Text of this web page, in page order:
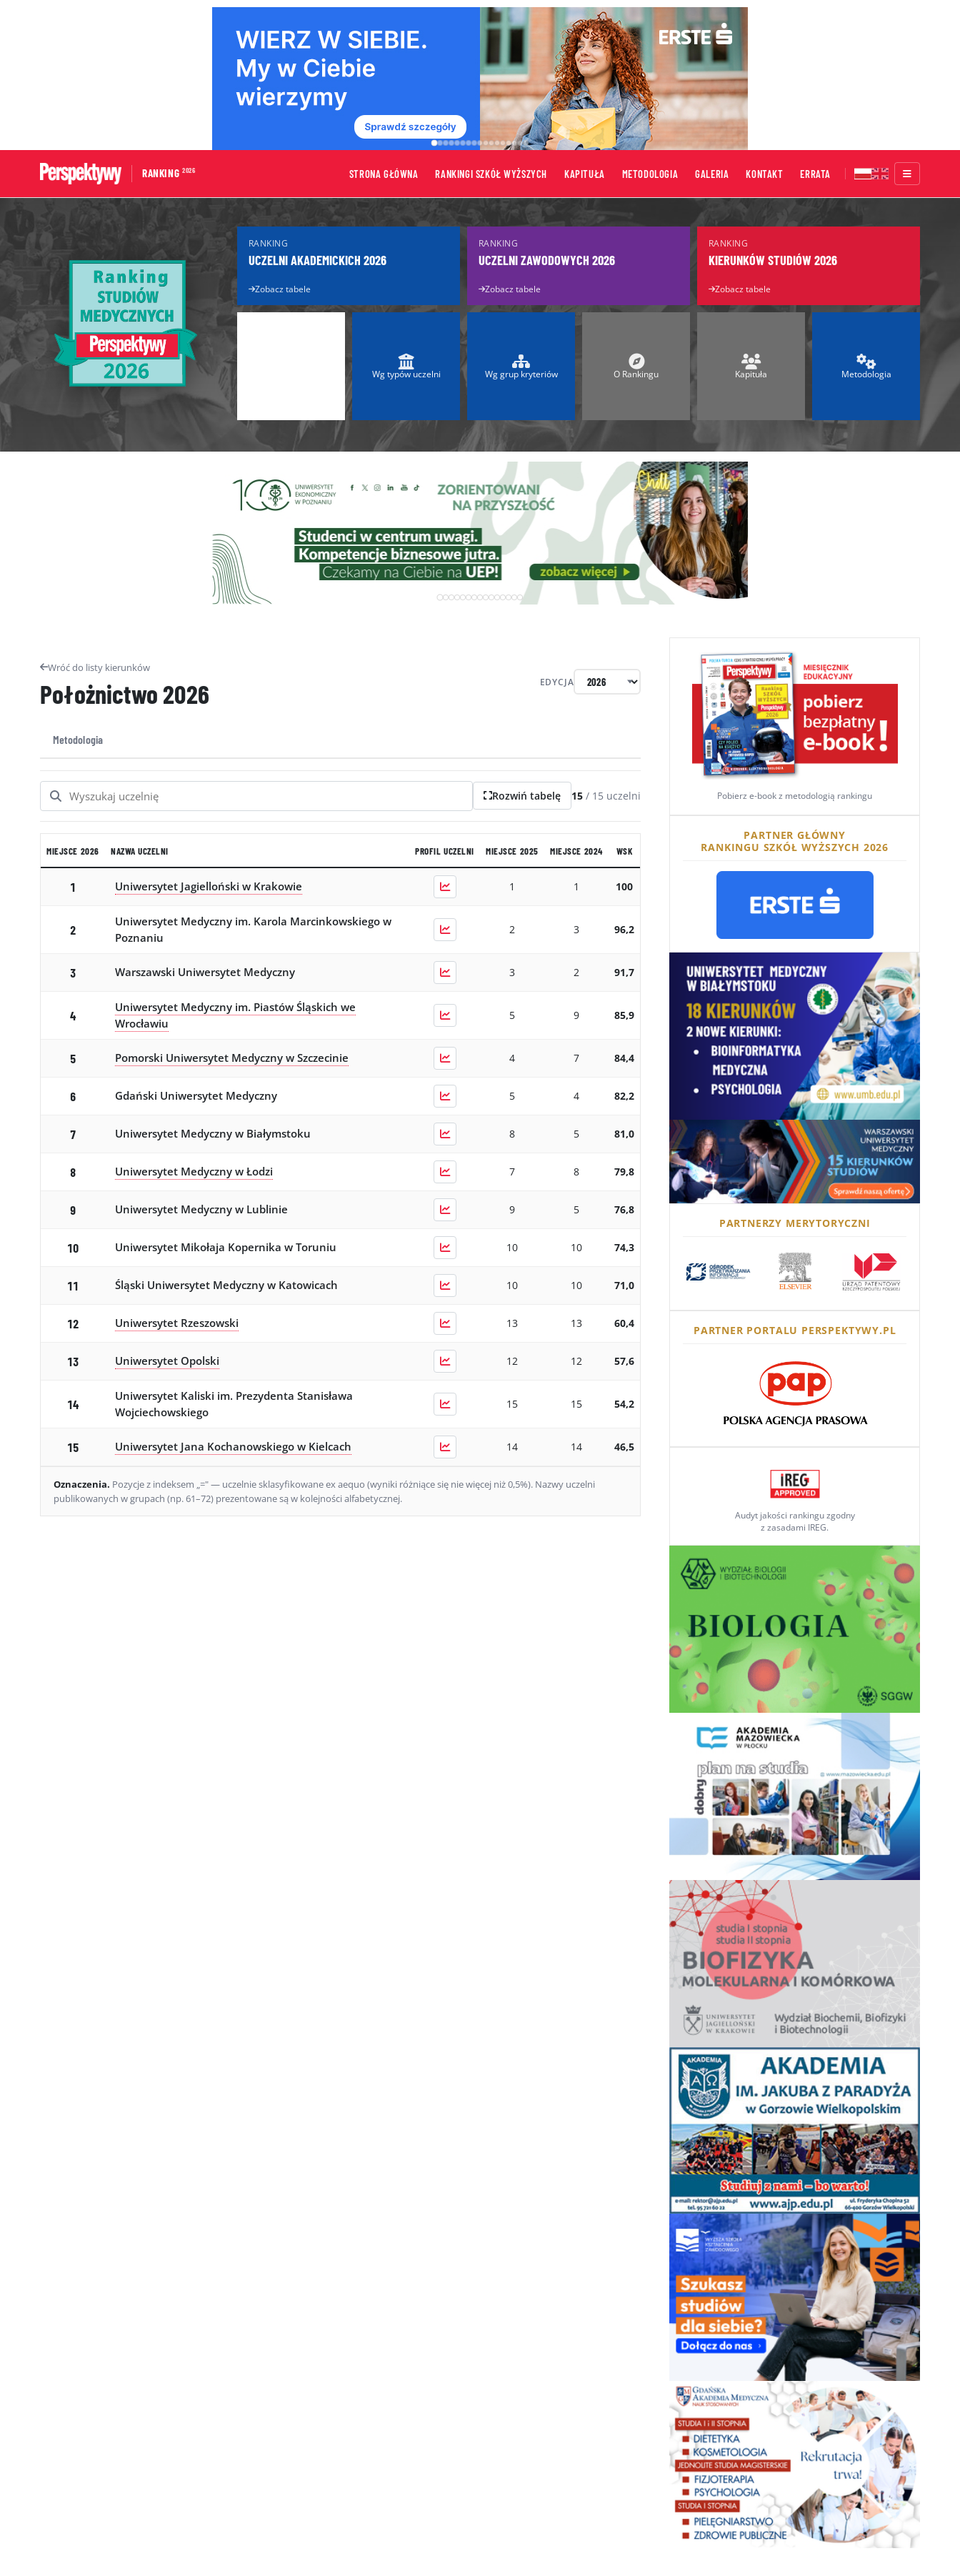
RANKING 2026 STRONA GŁÓWNA RANKINGI SZKÓŁ WYŻSZYCH KAPITUŁA METODOLOGIA GALERIA KONTAKT ERRATA
Portal edukacyjny
Aktualności edukacyjne
Dla Maturzystów
Salon Maturzystów
Ranking Szkół Wyższych 2025
Uczelnie akademickie
Niepubliczne magisterskie
Publiczne Zawodowe
Ranking Szkół Olimpijskich
Ranking Szkół Olimpijskich
RANKING
UCZELNI AKADEMICKICH 2026
Zobacz tabele
RANKING
UCZELNI ZAWODOWYCH 2026
Zobacz tabele
RANKING
KIERUNKÓW STUDIÓW 2026
Zobacz tabele
Wg typów uczelni Wg grup kryteriów O Rankingu Kapituła Metodologia
Wróć do listy kierunków
Położnictwo2026 EDYCJA
Metodologia
Rozwiń tabelę 15 / 15 uczelni
MIEJSCE 2026 NAZWA UCZELNI PROFIL UCZELNI MIEJSCE 2025 MIEJSCE 2024 WSK
1 Uniwersytet Jagielloński w Krakowie 1 1 100
2
Uniwersytet Medyczny im. Karola Marcinkowskiego w
Poznaniu
2 3 96,2
3 Warszawski Uniwersytet Medyczny 3 2 91,7
4
Uniwersytet Medyczny im. Piastów Śląskich we
Wrocławiu
5 9 85,9
5 Pomorski Uniwersytet Medyczny w Szczecinie 4 7 84,4
6 Gdański Uniwersytet Medyczny 5 4 82,2
7 Uniwersytet Medyczny w Białymstoku 8 5 81,0
8 Uniwersytet Medyczny w Łodzi 7 8 79,8
9 Uniwersytet Medyczny w Lublinie 9 5 76,8
10 Uniwersytet Mikołaja Kopernika w Toruniu 10 10 74,3
11 Śląski Uniwersytet Medyczny w Katowicach 10 10 71,0
12 Uniwersytet Rzeszowski 13 13 60,4
13 Uniwersytet Opolski 12 12 57,6
14
Uniwersytet Kaliski im. Prezydenta Stanisława
Wojciechowskiego
15 15 54,2
15 Uniwersytet Jana Kochanowskiego w Kielcach 14 14 46,5
Oznaczenia. Pozycje z indeksem „=" — uczelnie sklasyfikowane ex aequo (wyniki różniące się nie więcej niż 0,5%). Nazwy uczelni
publikowanych w grupach (np. 61–72) prezentowane są w kolejności alfabetycznej.
Pobierz e-book z metodologią rankingu
PARTNER GŁÓWNY
RANKINGU SZKÓŁ WYŻSZYCH 2026
PARTNERZY MERYTORYCZNI
PARTNER PORTALU PERSPEKTYWY.PL
Audyt jakości rankingu zgodny
z zasadami IREG.